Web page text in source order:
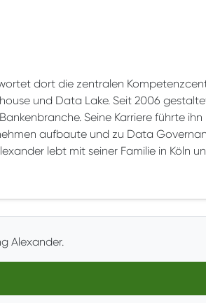
dort die zentralen
und Data Lake. Seit 2006
Seine Karriere führte ihn
aufbaute und zu Data
lebt mit seiner Familie in Köln
Alexander.